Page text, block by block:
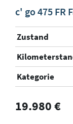
c' go 475 FR
Zustand
Kategorie
19.980 €